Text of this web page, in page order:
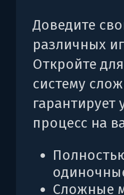
Доведите
различных
Откройте
систему
процесс на
Сложные